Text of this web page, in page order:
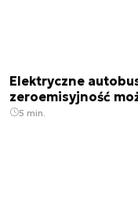
Elektryczne
zeroemisyjność
5 min.